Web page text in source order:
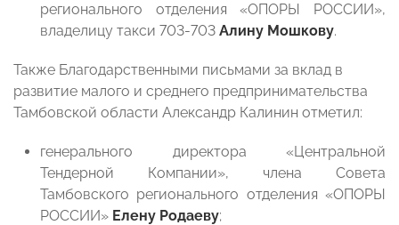
регионального отделения «ОПОРЫ РОССИИ»,
владелицу такси 703-703 Алину Мошкову.
Также Благодарственными письмами за вклад в
развитие малого и среднего предпринимательства
Тамбовской области Александр Калинин отметил:
генерального директора «Центральной
Тендерной Компании», члена Совета
Тамбовского регионального отделения «ОПОРЫ
РОССИИ» Елену Родаеву;